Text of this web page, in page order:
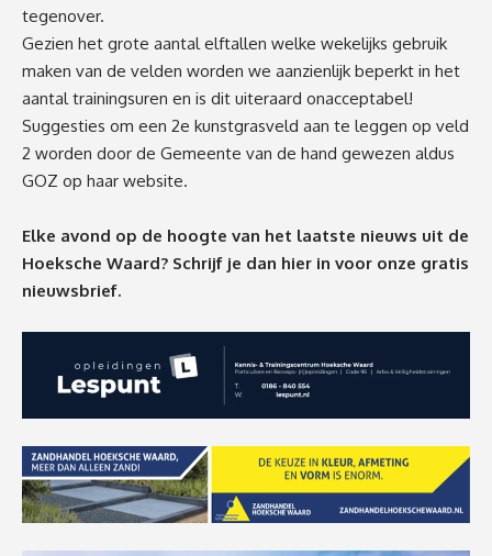
tegenover.
Gezien het grote aantal elftallen welke wekelijks gebruik
maken van de velden worden we aanzienlijk beperkt in het
aantal trainingsuren en is dit uiteraard onacceptabel!
Suggesties om een 2e kunstgrasveld aan te leggen op veld
2 worden door de Gemeente van de hand gewezen aldus
GOZ op haar website.
Elke avond op de hoogte van het laatste nieuws uit de
Hoeksche Waard? Schrijf je dan hier in voor onze gratis
nieuwsbrief.